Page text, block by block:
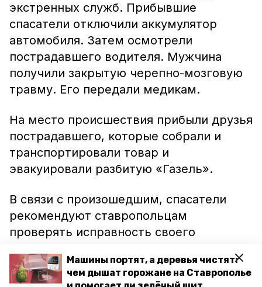
Машины портят, а деревья чистят:
чем дышат горожане на Ставрополье
экстренных служб. Прибывшие
спасатели отключили аккумулятор
автомобиля. Затем осмотрели
пострадавшего водителя. Мужчина
получили закрытую черепно-мозговую
травму. Его передали медикам.
На место происшествия прибыли друзья
пострадавшего, которые собрали и
транспортировали товар и
эвакуировали разбитую «Газель».
В связи с произошедшим, спасатели
рекомендуют ставропольцам
проверять исправность своего
движения скоростной режим и правила.